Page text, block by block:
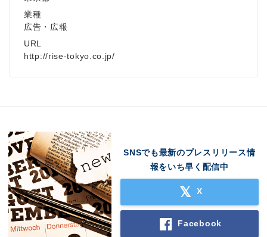
業種
広告・広報
URL
http://rise-tokyo.co.jp/
SNSでも最新のプレスリリース情
報をいち早く配信中
X
Facebook
English